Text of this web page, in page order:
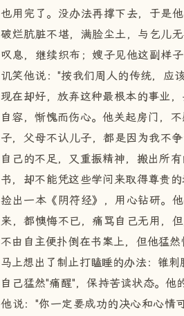
也用完了。没办法再撑下去，于是
破烂肮脏不堪，满脸尘土，与乞儿
叹息，继续织布；嫂子见他这副样
讥笑他说："按我们周人的传统，应
现在却好，放弃这种最根本的事业
自容，惭愧而伤心。他关起房门，
子，父母不认儿子，都是因为我不
自己的不足，又重振精神，搬出所
书，却不能凭这些学问来取得尊贵
捡出一本《阴符经》，用心钻研。
来，都懊悔不已，痛骂自己无用，
不由自主便扑倒在书案上，但他猛
马上想出了制止打瞌睡的办法：锥
自己猛然"痛醒"，保持苦读状态。
他说："你一定要成功的决心和心情